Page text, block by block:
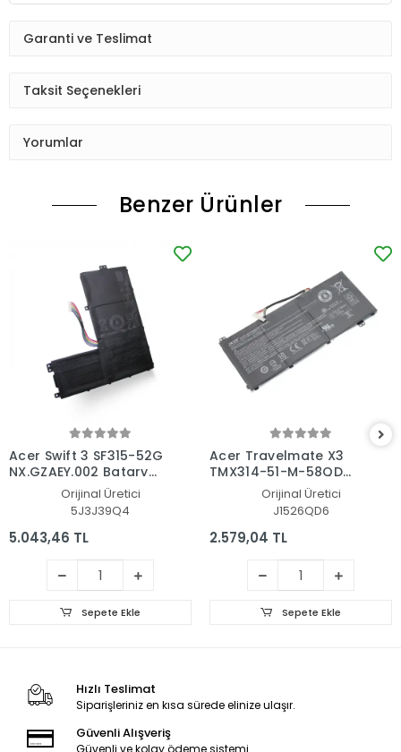
Garanti ve Teslimat
Taksit Seçenekleri
Yorumlar
Benzer Ürünler
Acer Swift 3 SF315-52G
NX.GZAEY.002 Batarya
Orijinal Üretici
5J3J39Q4
5.043,46 TL
Sepete Ekle
Acer Travelmate X3
TMX314-51-M-58QD
NX.VJVEG.001 Batarya
Orijinal Üretici
J1526QD6
2.579,04 TL
Sepete Ekle
Hızlı Teslimat
Siparişleriniz en kısa sürede elinize ulaşır.
Güvenli Alışveriş